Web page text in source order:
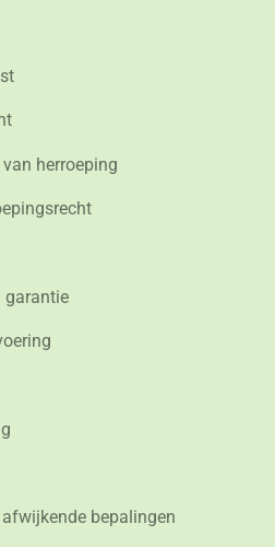
herroeping
garantie
bepalingen